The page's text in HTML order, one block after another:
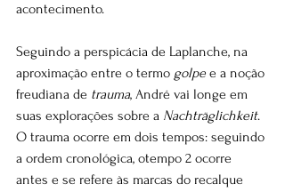
acontecimento.
Seguindo a perspicácia de Laplanche, na
aproximação entre o termo golpe e a noção
freudiana de trauma, André vai longe em
suas explorações sobre a Nachträglichkeit.
O trauma ocorre em dois tempos: seguindo
a ordem cronológica, otempo 2 ocorre
antes e se refere às marcas do recalque